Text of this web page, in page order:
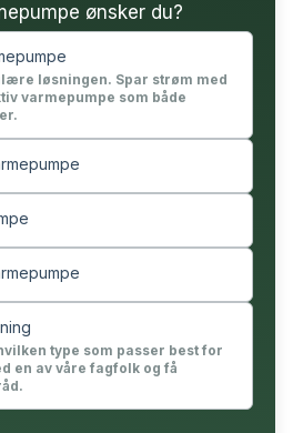
ønsker du?
løsningen. Spar strøm med
varmepumpe som både
type som passer best for
en av våre fagfolk og få